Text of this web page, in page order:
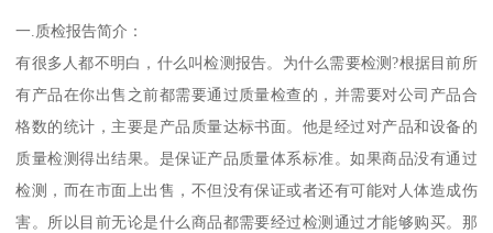
一.质检报告简介：
有很多人都不明白，什么叫检测报告。为什么需要检测?根据目前所
有产品在你出售之前都需要通过质量检查的，并需要对公司产品合
格数的统计，主要是产品质量达标书面。他是经过对产品和设备的
质量检测得出结果。是保证产品质量体系标准。如果商品没有通过
检测，而在市面上出售，不但没有保证或者还有可能对人体造成伤
害。所以目前无论是什么商品都需要经过检测通过才能够购买。那